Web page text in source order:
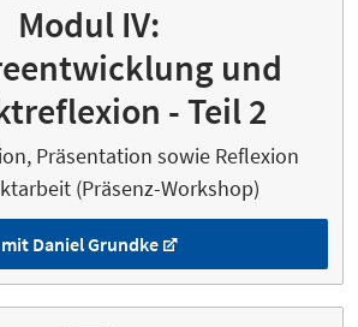
Modul IV:
und
- Teil 2
Präsentation sowie Reflexion
(Präsenz-Workshop)
mit Daniel Grundke